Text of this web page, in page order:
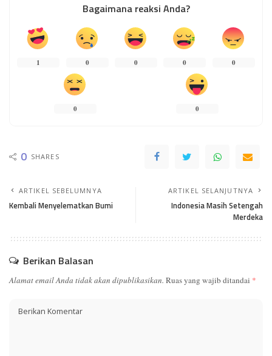
Bagaimana reaksi Anda?
1 0 0 0 0
0 0
0 SHARES
ARTIKEL SEBELUMNYA
Kembali Menyelematkan Bumi
ARTIKEL SELANJUTNYA
Indonesia Masih Setengah
Merdeka
Berikan Balasan
Alamat email Anda tidak akan dipublikasikan. Ruas yang wajib ditandai *